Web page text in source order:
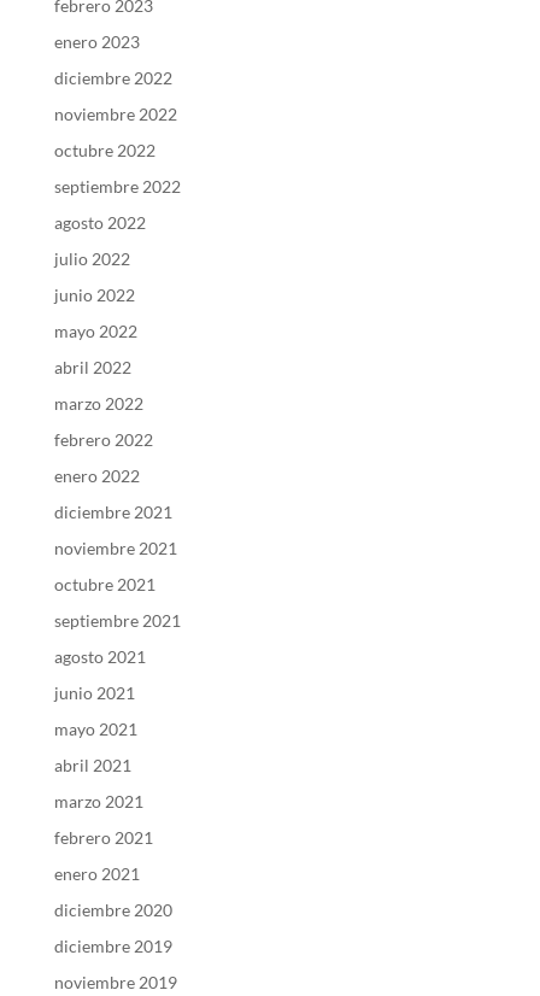
febrero 2023
enero 2023
diciembre 2022
noviembre 2022
octubre 2022
septiembre 2022
agosto 2022
julio 2022
junio 2022
mayo 2022
abril 2022
marzo 2022
febrero 2022
enero 2022
diciembre 2021
noviembre 2021
octubre 2021
septiembre 2021
agosto 2021
junio 2021
mayo 2021
abril 2021
marzo 2021
febrero 2021
enero 2021
diciembre 2020
diciembre 2019
noviembre 2019